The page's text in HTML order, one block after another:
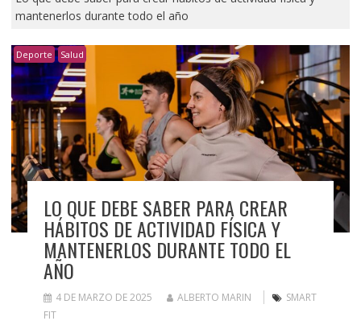
mantenerlos durante todo el año
Deporte Salud
LO QUE DEBE SABER PARA CREAR
HÁBITOS DE ACTIVIDAD FÍSICA Y
MANTENERLOS DURANTE TODO EL
AÑO
4 DE MARZO DE 2025 ALBERTO MARIN
SMART
FIT